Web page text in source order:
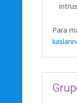
Para